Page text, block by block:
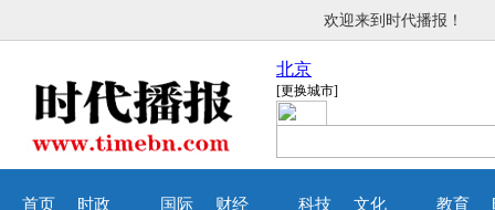
欢迎来到时代播报！
首页 时政 国际 财经 科技 文化 教育